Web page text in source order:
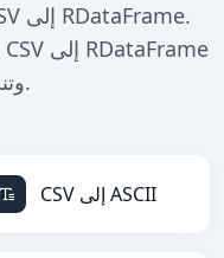
وتنسيقات أخرى.
CSV إلى ASCII